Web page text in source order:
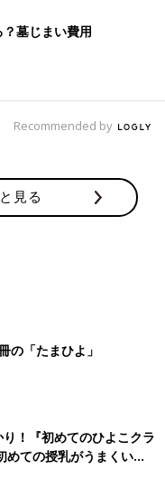
墓じまい費用
Recommended by
見る
の「たまひよ」
！『初めてのひよこクラ
めての授乳がうまくい
と夏のトラブル 解決テ